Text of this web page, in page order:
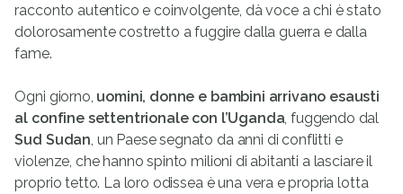
racconto autentico e coinvolgente, dà voce a chi è stato
dolorosamente costretto a fuggire dalla guerra e dalla
fame.
Ogni giorno, uomini, donne e bambini arrivano esausti
al confine settentrionale con l’Uganda, fuggendo dal
Sud Sudan, un Paese segnato da anni di conflitti e
violenze, che hanno spinto milioni di abitanti a lasciare il
proprio tetto. La loro odissea è una vera e propria lotta